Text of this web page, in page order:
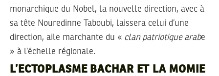
monarchique du Nobel, la nouvelle direction, avec à
sa tête Nouredinne Taboubi, laissera celui d’une
direction, aile marchante du « clan patriotique arabe
» à l’échelle régionale.
L’ECTOPLASME BACHAR ET LA MOMIE